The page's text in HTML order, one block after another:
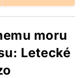
moru
Letecké